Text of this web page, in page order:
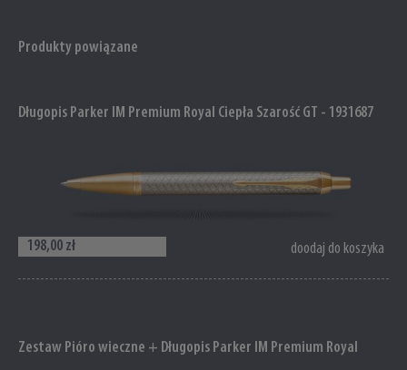
Produkty powiązane
Długopis Parker IM Premium Royal Ciepła Szarość GT - 1931687
198,00 zł doodaj do koszyka
Zestaw Pióro wieczne + Długopis Parker IM Premium Royal